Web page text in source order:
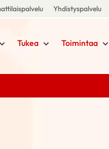
Yhdistyspalvelu
Tukea Toimintaa